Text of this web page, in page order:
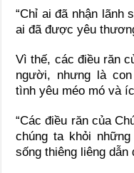
“Chỉ ai đã nhận lãnh
ai đã được yêu
Vì thế, các điều răn
người, nhưng là
tình yêu méo mó và
“Các điều răn của
chúng ta khỏi
sống thiêng liêng